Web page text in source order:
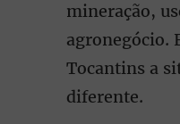
mineração,
agronegócio.
Tocantins a
diferente.